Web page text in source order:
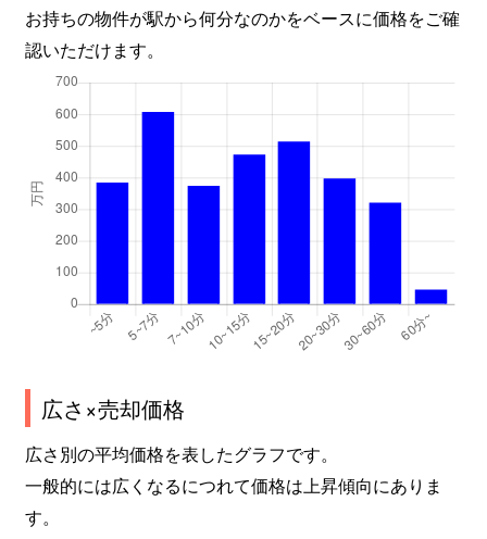
お持ちの物件が駅から何分なのかをベースに価格をご確
認いただけます。
広さ×売却価格
広さ別の平均価格を表したグラフです。
一般的には広くなるにつれて価格は上昇傾向にありま
す。